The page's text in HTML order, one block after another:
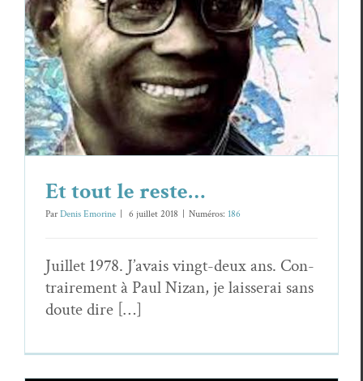
Et tout le reste…
Aimé Césaire Essais & Chroniques
Et tout le reste…
ParDenis Emorine 6 juil­let 2018 Numéros: 186
Juil­let 1978. J’avais vingt-deux ans. Con­
traire­ment à Paul Nizan, je lais­serai sans
doute dire […]